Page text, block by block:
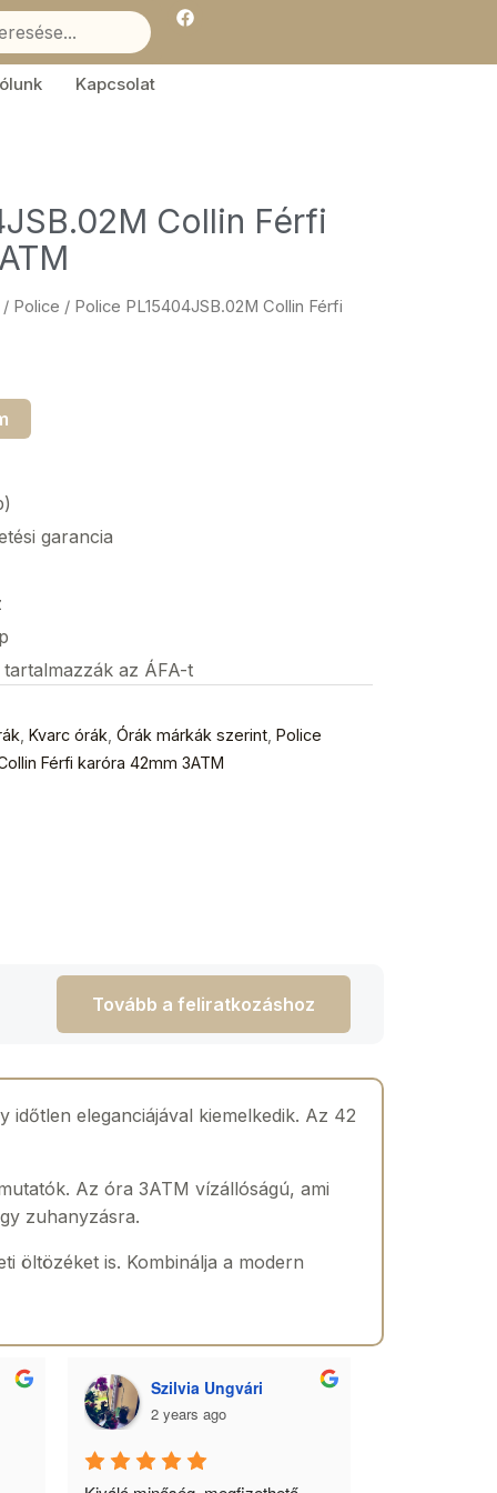
F
a
e
Kapcsolat
Collin Férfi
/ Police / Police PL15404JSB.02M Collin Férfi
garancia
az ÁFA-t
Kvarc órák Órák márkák szerint Police
Férfi karóra 42mm 3ATM
Tovább a feliratkozáshoz
eleganciájával kiemelkedik. Az 42
Az óra 3ATM vízállóságú, ami
zuhanyzásra.
öltözéket is. Kombinálja a modern
Szilvia Ungvári
2 years ago